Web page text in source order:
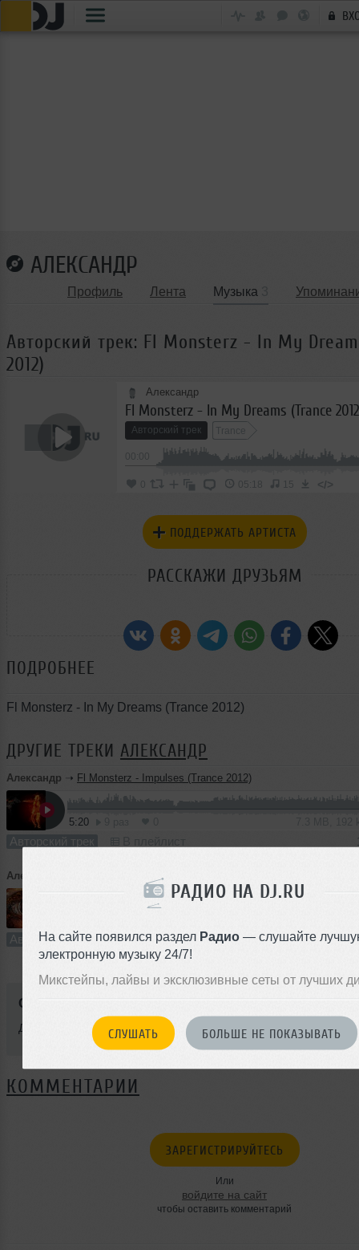
РАДИО НА DJ.RU
На сайте появился раздел Радио — слушайте
электронную музыку 24/7!
Микстейпы, лайвы и эксклюзивные сеты от лучших
СЛУШАТЬ БОЛЬШЕ НЕ ПОКАЗЫВАТЬ
АЛЕКСАНДР
Профиль Лента Музыка
Авторский трек: Fl Monsterz - In My
2012)
Александр
Fl Monsterz - In My Dreams (Trance
Авторский трек Trance
05:18 15 </>
ПОДДЕРЖАТЬ АРТИСТА
РАССКАЖИ ДРУЗЬЯМ
ПОДРОБНЕЕ
Fl Monsterz - In My Dreams (Trance 2012)
ДРУГИЕ ТРЕКИ АЛЕКСАНДР
Александр ➝ Fl Monsterz - Impulses (Trance 2012)
5:20
Авторский трек
Александр Fl Monsterz - For You (Trance 2012)
Авторский трек В плейлист
Стиль:
Добавлен: 18 июня 2012, 17:55
КОММЕНТАРИИ
ЗАРЕГИСТРИРУЙТЕСЬ
Или
войдите на сайт
чтобы оставить комментарий